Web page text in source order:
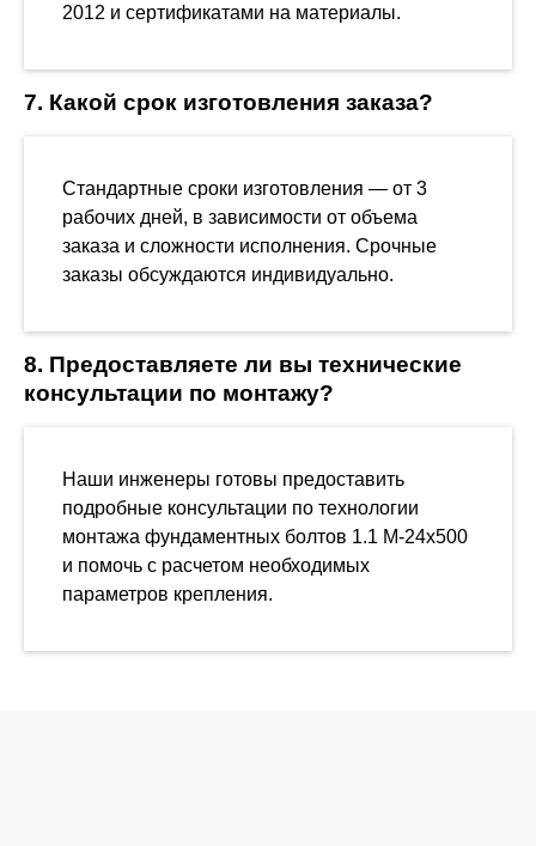
2012 и сертификатами на материалы.
7. Какой срок изготовления заказа?
Стандартные сроки изготовления — от 3
рабочих дней, в зависимости от объема
заказа и сложности исполнения. Срочные
заказы обсуждаются индивидуально.
8. Предоставляете ли вы технические
консультации по монтажу?
Наши инженеры готовы предоставить
подробные консультации по технологии
монтажа фундаментных болтов 1.1 М-24х500
и помочь с расчетом необходимых
параметров крепления.